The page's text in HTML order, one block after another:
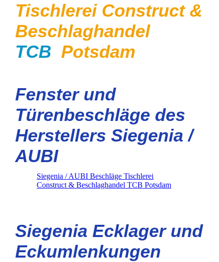
Tischlerei Construct &
Beschlaghandel
TCB Potsdam
Fenster und
Türenbeschläge des
Herstellers Siegenia /
AUBI
Siegenia / AUBI Beschläge Tischlerei
Construct & Beschlaghandel TCB Potsdam
Siegenia Ecklager und
Eckumlenkungen